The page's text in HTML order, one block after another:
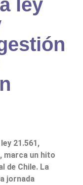
ley
21.561,
marca un hito
de Chile. La
jornada